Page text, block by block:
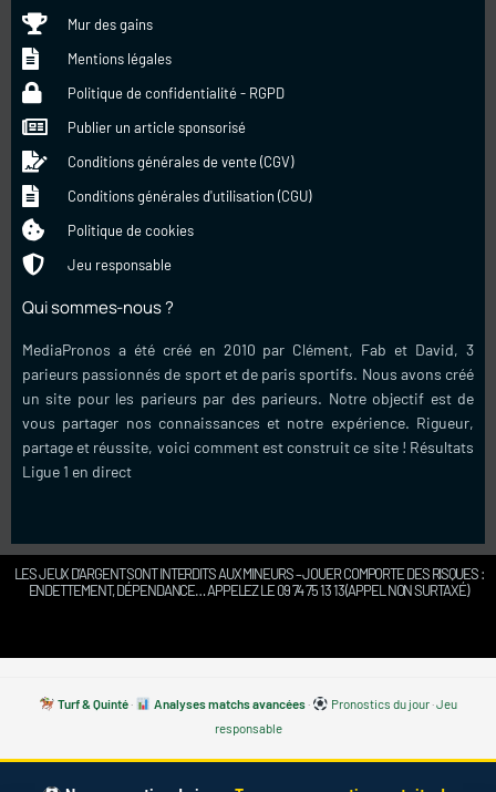
Mur des gains
Mentions légales
Politique de confidentialité - RGPD
Publier un article sponsorisé
Conditions générales de vente (CGV)
Conditions générales d'utilisation (CGU)
Politique de cookies
Jeu responsable
Qui sommes-nous ?
MediaPronos a été créé en 2010 par Clément, Fab et David, 3
parieurs passionnés de sport et de paris sportifs. Nous avons créé
un site pour les parieurs par des parieurs. Notre objectif est de
vous partager nos connaissances et notre expérience. Rigueur,
partage et réussite, voici comment est construit ce site ! Résultats
Ligue 1 en direct
LES JEUX D’ARGENT SONT INTERDITS AUX MINEURS – JOUER COMPORTE DES RISQUES :
ENDETTEMENT, DÉPENDANCE… APPELEZ LE 09 74 75 13 13 (APPEL NON SURTAXÉ)
Turf & Quinté· Analyses matchs avancées· Pronostics du jour·Jeu
responsable